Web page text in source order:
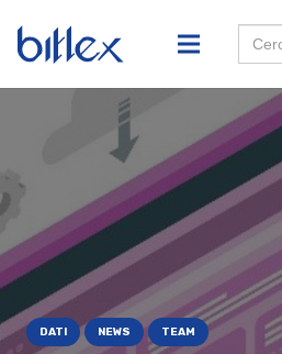
for:
DATI NEWS TEAM